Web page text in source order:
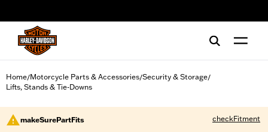
Home/Motorcycle Parts & Accessories/Security & Storage/
Lifts, Stands & Tie-Downs
makeSurePartFits checkFitment